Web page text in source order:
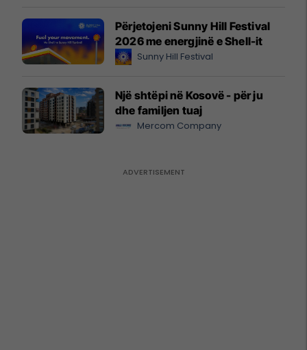
Përjetojeni Sunny Hill Festival
2026 me energjinë e Shell-it
Sunny Hill Festival
Një shtëpi në Kosovë - për ju
dhe familjen tuaj
Mercom Company